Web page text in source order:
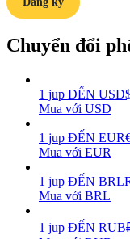
Hướng dẫn
Chiến lược giao
Học cách duy trì
Chuyển đổi
1 jup ĐẾN USD
Mua với USD
1 jup ĐẾN EUR
Mua với EUR
1 jup ĐẾN BRL
Mua với BRL
1 jup ĐẾN RUB